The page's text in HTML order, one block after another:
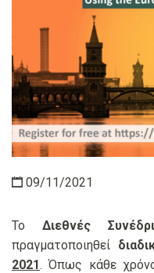
09/11/2021
Το Διεθνές
πραγματοποιηθεί
2021. Όπως κάθε